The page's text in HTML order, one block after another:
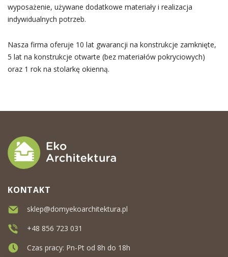
wyposażenie, używane dodatkowe materiały i realizacja
indywidualnych potrzeb.
Nasza firma oferuje 10 lat gwarancji na konstrukcje zamknięte,
5 lat na konstrukcje otwarte (bez materiałów pokryciowych)
oraz 1 rok na stolarkę okienną.
KONTAKT
sklep@domyekoarchitektura.pl
+48 856 723 031
Czas pracy: Pn-Pt od 8h do 18h